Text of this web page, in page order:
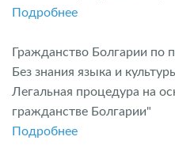
Подробнее
Гражданство Болгарии по
Без знания языка и
Легальная процедура на
гражданстве Болгарии"
Подробнее